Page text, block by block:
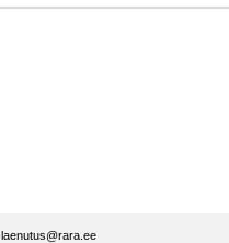
laenutus@rara.ee